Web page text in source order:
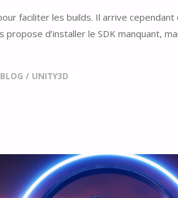
faciliter les builds. Il arrive
d’installer le SDK manquant,
BLOG / UNITY3D